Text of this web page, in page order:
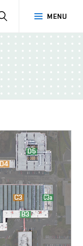
MENU